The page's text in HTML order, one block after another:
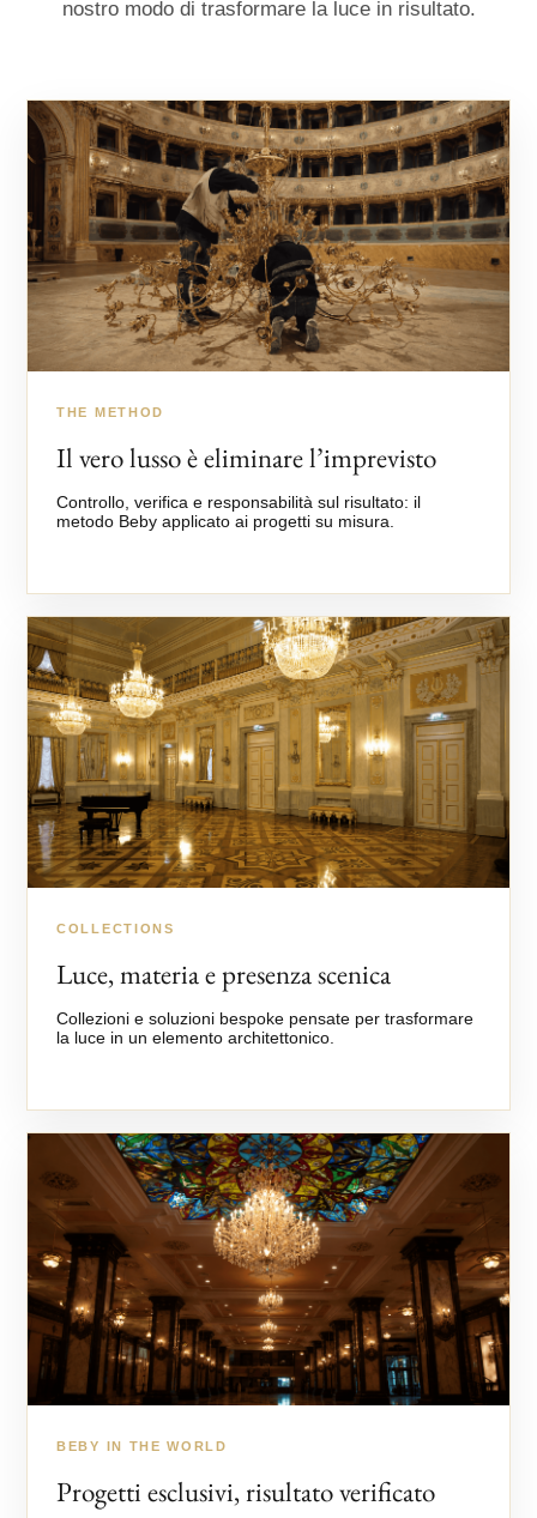
nostro modo di trasformare la luce in risultato.
THE METHOD
Il vero lusso è eliminare l’imprevisto
Controllo, verifica e responsabilità sul risultato: il
metodo Beby applicato ai progetti su misura.
COLLECTIONS
Luce, materia e presenza scenica
Collezioni e soluzioni bespoke pensate per trasformare
la luce in un elemento architettonico.
BEBY IN THE WORLD
Progetti esclusivi, risultato verificato